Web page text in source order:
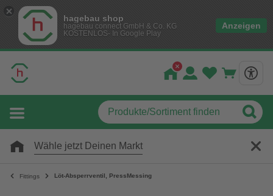
hagebau shop
hagebau connect GmbH & Co. KG
KOSTENLOS- In Google Play
Anzeigen
Wähle jetzt Deinen Markt
Fittings Löt-Absperrventil, PressMessing